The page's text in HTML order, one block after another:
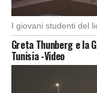
Greta Thunberg e la
Tunisia -Video